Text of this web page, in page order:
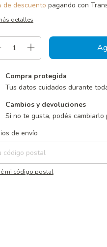
de descuento pagando con
detalles
Compra protegida
Tus datos cuidados durante
Cambios y devoluciones
Si no te gusta, podés
para el CP:
de envío
mi código postal